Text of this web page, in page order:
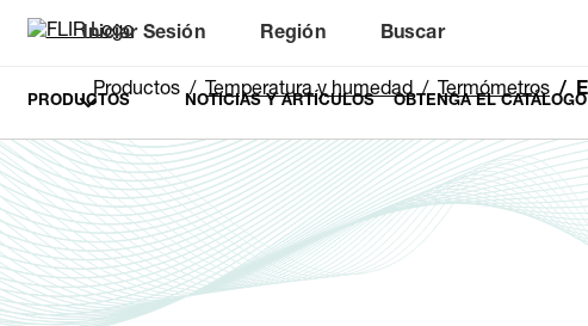
Iniciar Sesión Región Buscar
PRODUCTOS NOTICIAS Y ARTÍCULOS OBTENGA EL
Productos Temperatura y humedad Termómetros